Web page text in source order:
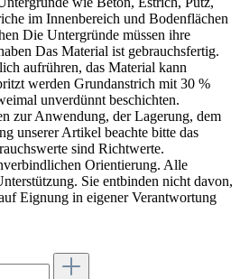
im Innen­bereich und Bodenflächen
Die Untergründe müssen ihre
Das Material ist ge­brauchs­fertig.
aufrühren, das Material kann
werden Grundanstrich mit 30 %
unverdünnt beschichten.
zur Anwendung, der Lagerung, dem
unserer Artikel beachte bitte das
sind Richtwerte.
Orientierung. Alle
Sie entbinden nicht davon,
Eignung in eigener Verantwortung